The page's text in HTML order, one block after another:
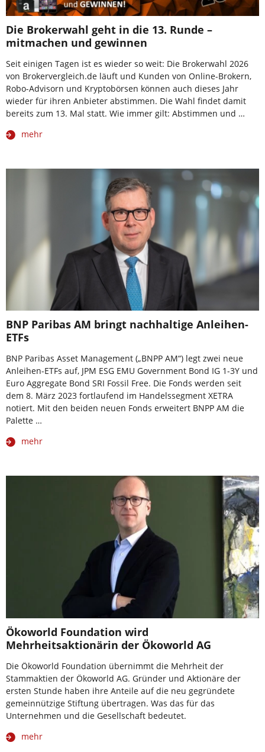
Die Brokerwahl geht in die 13. Runde –
mitmachen und gewinnen
Seit einigen Tagen ist es wieder so weit: Die Brokerwahl 2026
von Brokervergleich.de läuft und Kunden von Online-Brokern,
Robo-Advisorn und Kryptobörsen können auch dieses Jahr
wieder für ihren Anbieter abstimmen. Die Wahl findet damit
bereits zum 13. Mal statt. Wie immer gilt: Abstimmen und …
mehr
BNP Paribas AM bringt nachhaltige Anleihen-
ETFs
BNP Paribas Asset Management („BNPP AM“) legt zwei neue
Anleihen-ETFs auf, JPM ESG EMU Government Bond IG 1-3Y und
Euro Aggregate Bond SRI Fossil Free. Die Fonds werden seit
dem 8. März 2023 fortlaufend im Handelssegment XETRA
notiert. Mit den beiden neuen Fonds erweitert BNPP AM die
Palette …
mehr
Ökoworld Foundation wird
Mehrheitsaktionärin der Ökoworld AG
Die Ökoworld Foundation übernimmt die Mehrheit der
Stammaktien der Ökoworld AG. Gründer und Aktionäre der
ersten Stunde haben ihre Anteile auf die neu gegründete
gemeinnützige Stiftung übertragen. Was das für das
Unternehmen und die Gesellschaft bedeutet.
mehr